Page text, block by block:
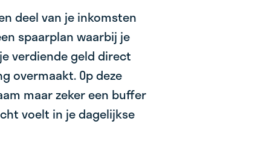
deel van je inkomsten
spaarplan waarbij je
verdiende geld direct
overmaakt. Op deze
maar zeker een buffer
voelt in je dagelijkse